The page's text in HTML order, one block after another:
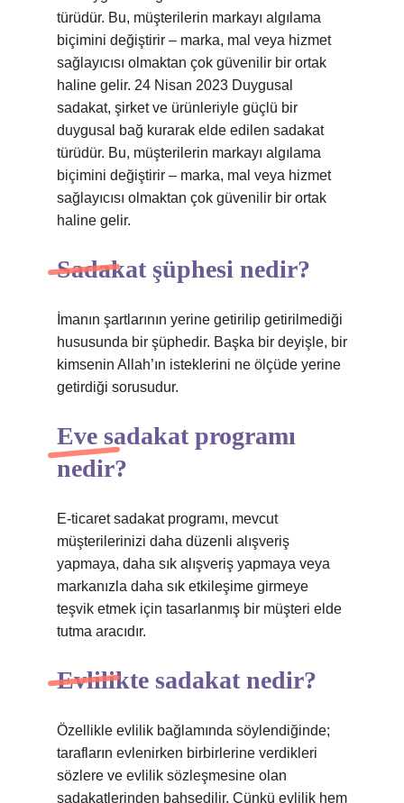
türüdür. Bu, müşterilerin markayı algılama
biçimini değiştirir – marka, mal veya hizmet
sağlayıcısı olmaktan çok güvenilir bir ortak
haline gelir. 24 Nisan 2023 Duygusal
sadakat, şirket ve ürünleriyle güçlü bir
duygusal bağ kurarak elde edilen sadakat
türüdür. Bu, müşterilerin markayı algılama
biçimini değiştirir – marka, mal veya hizmet
sağlayıcısı olmaktan çok güvenilir bir ortak
haline gelir.
Sadakat şüphesi nedir?
İmanın şartlarının yerine getirilip getirilmediği
hususunda bir şüphedir. Başka bir deyişle, bir
kimsenin Allah’ın isteklerini ne ölçüde yerine
getirdiği sorusudur.
Eve sadakat programı
nedir?
E-ticaret sadakat programı, mevcut
müşterilerinizi daha düzenli alışveriş
yapmaya, daha sık alışveriş yapmaya veya
markanızla daha sık etkileşime girmeye
teşvik etmek için tasarlanmış bir müşteri elde
tutma aracıdır.
Evlilikte sadakat nedir?
Özellikle evlilik bağlamında söylendiğinde;
tarafların evlenirken birbirlerine verdikleri
sözlere ve evlilik sözleşmesine olan
sadakatlerinden bahsedilir. Çünkü evlilik hem